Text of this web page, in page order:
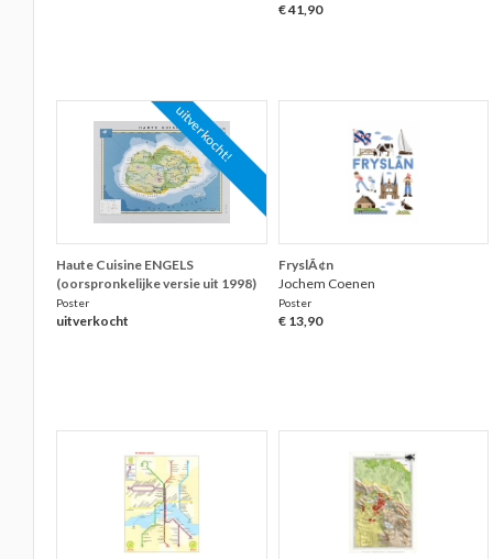
€ 41,90
uitverkocht!
Haute Cuisine ENGELS
(oorspronkelijke versie uit 1998)
Poster
uitverkocht
FryslÃ¢n
Jochem Coenen
Poster
€ 13,90